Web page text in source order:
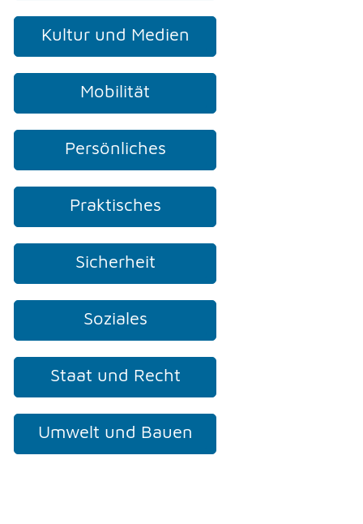
DRUCKEN
LOGIN
Kultur und Medien
Mobilität
Persönliches
Praktisches
Sicherheit
Soziales
Staat und Recht
Umwelt und Bauen